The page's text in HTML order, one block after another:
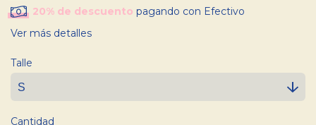
20% de descuento pagando con Efectivo
Ver más detalles
Talle
Cantidad